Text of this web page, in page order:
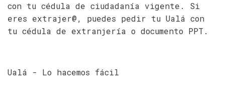
con tu cédula de ciudadanía vigente. Si
eres extrajer@, puedes pedir tu Ualá con
tu cédula de extranjería o documento PPT.
Ualá - Lo hacemos fácil